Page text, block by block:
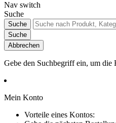
Nav switch
Suche
Suche
Suche
Abbrechen
Gebe den Suchbegriff ein, um die
Mein Konto
Vorteile eines Kontos: